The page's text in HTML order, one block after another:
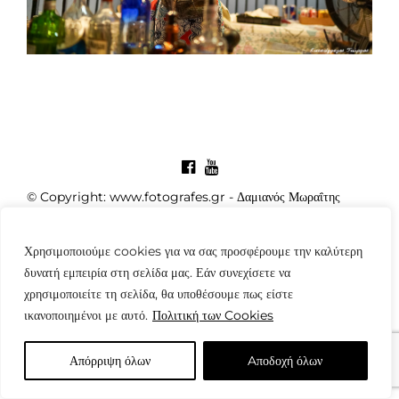
Χρησιμοποιούμε cookies για να σας προσφέρουμε την καλύτερη
δυνατή εμπειρία στη σελίδα μας. Εάν συνεχίσετε να
χρησιμοποιείτε τη σελίδα, θα υποθέσουμε πως είστε
ικανοποιημένοι με αυτό. Πολιτική των Cookies
Απόρριψη όλων Aποδοχή όλων
© Copyright: www.fotografes.gr - Δαμιανός Μωραΐτης